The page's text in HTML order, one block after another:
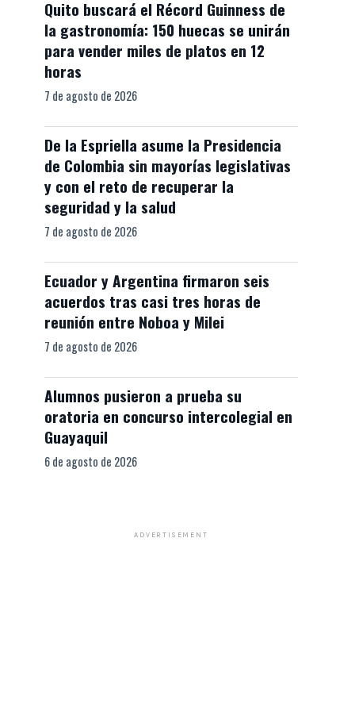
Quito buscará el Récord Guinness de
la gastronomía: 150 huecas se unirán
para vender miles de platos en 12
horas
7 de agosto de 2026
De la Espriella asume la Presidencia
de Colombia sin mayorías legislativas
y con el reto de recuperar la
seguridad y la salud
7 de agosto de 2026
Ecuador y Argentina firmaron seis
acuerdos tras casi tres horas de
reunión entre Noboa y Milei
7 de agosto de 2026
Alumnos pusieron a prueba su
oratoria en concurso intercolegial en
Guayaquil
6 de agosto de 2026
ADVERTISEMENT